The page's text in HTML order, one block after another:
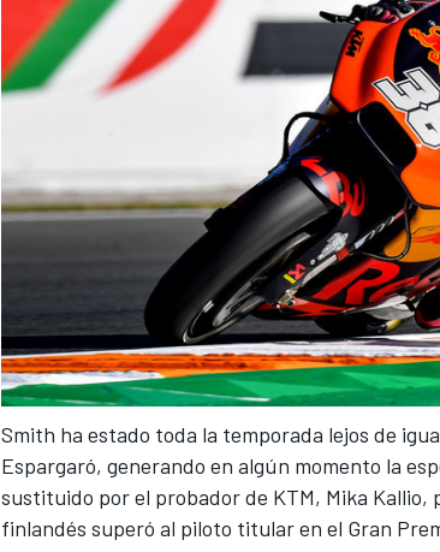
Smith ha estado toda la temporada lejos de
Espargaró, generando en algún momento la
sustituido por el probador de KTM, Mika Kallio,
finlandés superó al piloto titular en el Gran